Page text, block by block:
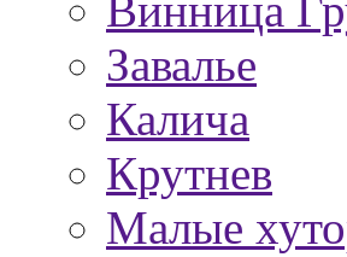
Завалье
Калича
Крутнев
Малые